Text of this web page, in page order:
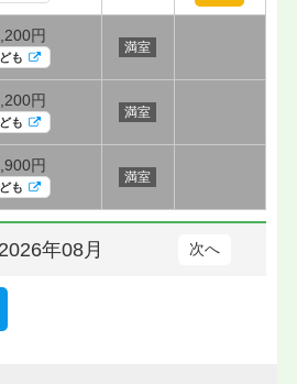
円
も
満室
円
も
満室
円
も
満室
2026年08月 次へ